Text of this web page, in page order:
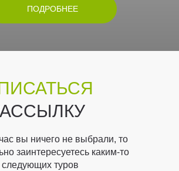
ПОДРОБНЕЕ
вы ничего не выбрали, то
заинтересуетесь каким-то
туров